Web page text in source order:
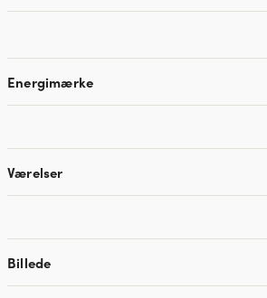
Energimærke
Værelser
Billede